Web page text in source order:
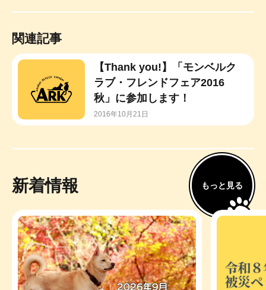
関連記事
【Thank you!】「モンベルク
ラブ・フレンドフェア2016
秋」に参加します！
2016年10月21日
新着情報 もっと見る